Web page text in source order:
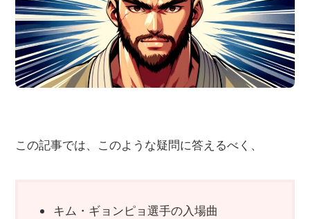
この記事では、このような疑問に答えるべく、
キム・ギョンピョ選手の入場曲